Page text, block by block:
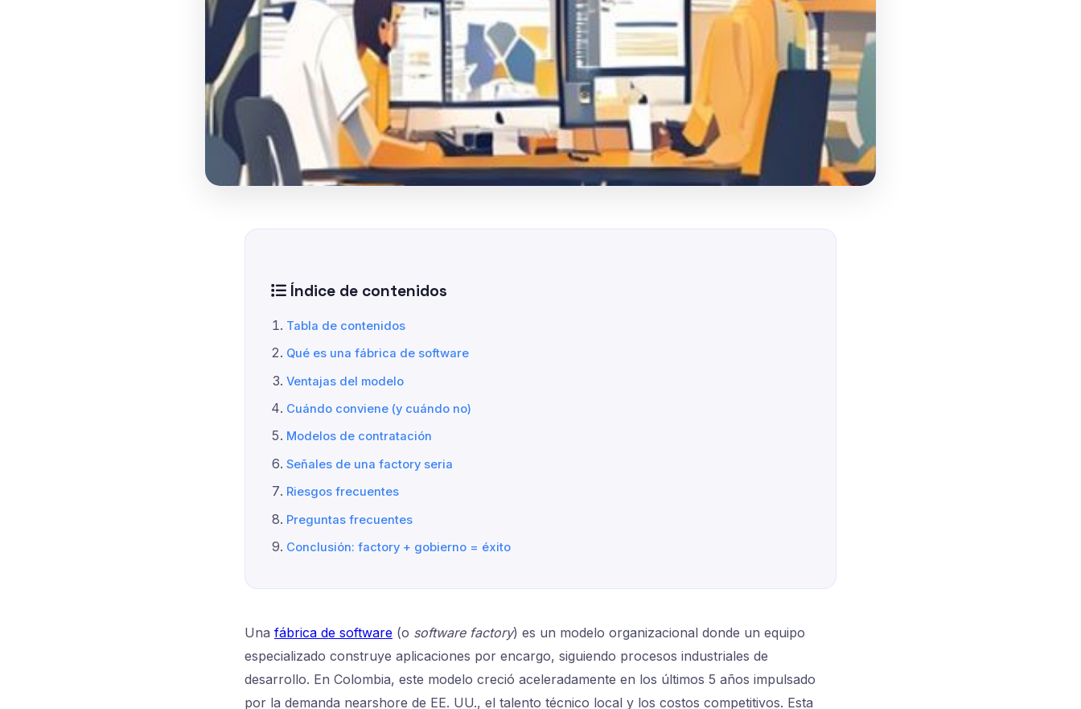
Índice de contenidos
Tabla de contenidos
Qué es una fábrica de software
Ventajas del modelo
Cuándo conviene (y cuándo no)
Modelos de contratación
Señales de una factory seria
Riesgos frecuentes
Preguntas frecuentes
Conclusión: factory + gobierno = éxito
Una fábrica de software (o software factory) es un modelo organizacional donde un equipo
especializado construye aplicaciones por encargo, siguiendo procesos industriales de
desarrollo. En Colombia, este modelo creció aceleradamente en los últimos 5 años impulsado
por la demanda nearshore de EE. UU., el talento técnico local y los costos competitivos. Esta